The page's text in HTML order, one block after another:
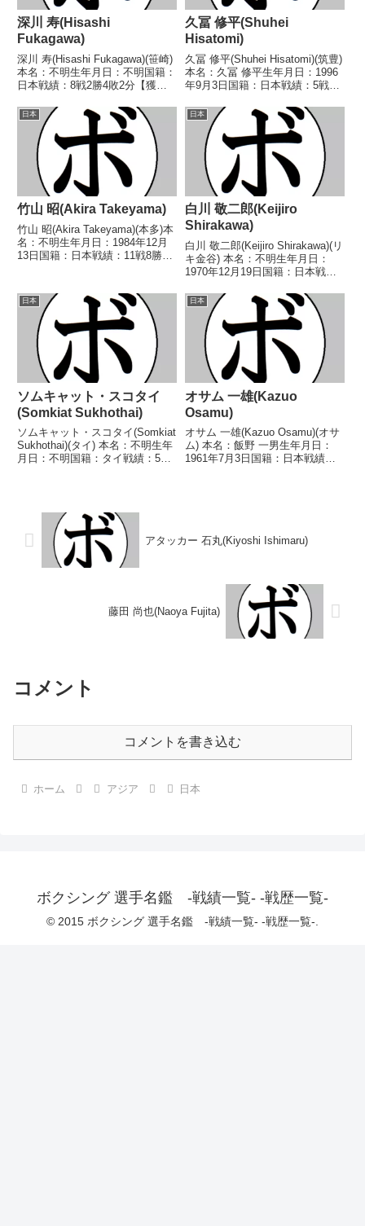
深川 寿(Hisashi
Fukagawa)
深川 寿(Hisashi Fukagawa)(笹崎)
本名：不明生年月日：不明国籍：
日本戦績：8戦2勝4敗2分【獲得
1947/12/09 △判定 (ラウンド/採
点不明) 吉川 廣成(ピストン堀
口)■1947年度東日本ライ...
久冨 修平(Shuhei
Hisatomi)
久冨 修平(Shuhei Hisatomi)(筑豊)
本名：久冨 修平生年月日：1996
年9月3日国籍：日本戦績：5戦3
なし【戦歴】2017/04/16
○1RTKO 吉里 太一(J中
津)2017/06/1...
日本
竹山 昭(Akira Takeyama)
竹山 昭(Akira Takeyama)(本多)本
名：不明生年月日：1984年12月
13日国籍：日本戦績：11戦8勝
竹内 博之(埼玉中央)2002/11/02
●1...
日本
白川 敬二郎(Keijiro
Shirakawa)
白川 敬二郎(Keijiro Shirakawa)(リ
キ金谷) 本名：不明生年月日：
1970年12月19日国籍：日本戦
し 【戦歴】1970/12/19 ○4R判
定 (採点不明) 帆足 栄(福岡中
央) 【補足情...
日本
ソムキャット・スコタイ
(Somkiat Sukhothai)
ソムキャット・スコタイ(Somkiat
Sukhothai)(タイ) 本名：不明生年
月日：不明国籍：タイ戦績：5戦
ッチ・ワッチラサク...
日本
オサム 一雄(Kazuo
Osamu)
オサム 一雄(Kazuo Osamu)(オサ
ム) 本名：飯野 一男生年月日：
1961年7月3日国籍：日本戦績：
アタッカー 石丸(Kiyoshi Ishimaru)
藤田 尚也(Naoya Fujita)
コメント
コメントを書き込む
ホーム アジア 日本
ボクシング 選手名鑑 -戦績一覧- -戦歴一覧-
© 2015 ボクシング 選手名鑑 -戦績一覧- -戦歴一覧-.